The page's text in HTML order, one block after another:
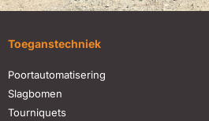
Toeganstechniek
Poortautomatisering
Slagbomen
Tourniquets